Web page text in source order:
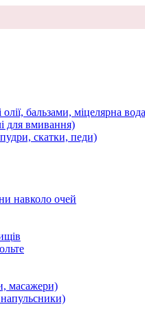
олії, бальзами, міцелярна
для вмивання)
скатки, педи)
навколо очей
масажери)